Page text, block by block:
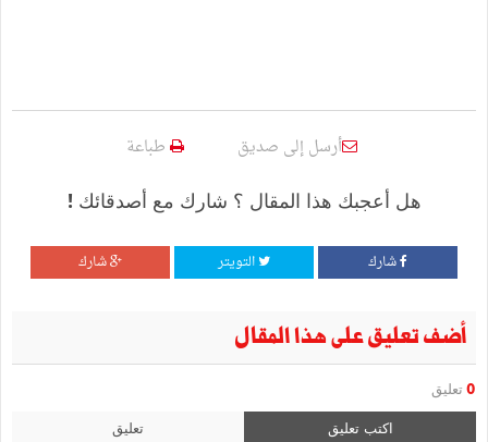
أرسل إلى صديق طباعة
هل أعجبك هذا المقال ؟ شارك مع أصدقائك !
شارك التويتر شارك
أضف تعليق على هذا المقال
0 تعليق
اكتب تعليق تعليق